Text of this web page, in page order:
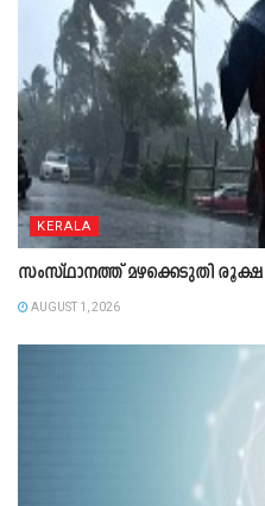
KERALA
സംസ്ഥാനത്ത് മഴക്കെടുതി
AUGUST 1, 2026